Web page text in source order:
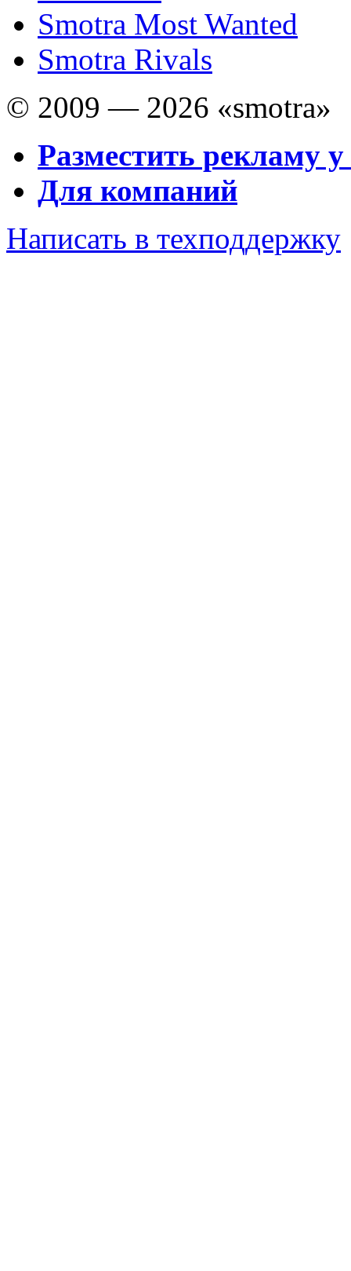
Smotra Most Wanted
Smotra Rivals
© 2009 — 2026 «smotra»
Разместить рекламу у
Для компаний
Написать в техподдержку